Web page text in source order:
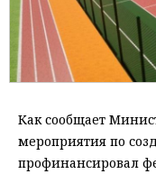
Как сообщает
мероприятия по
профинансировал